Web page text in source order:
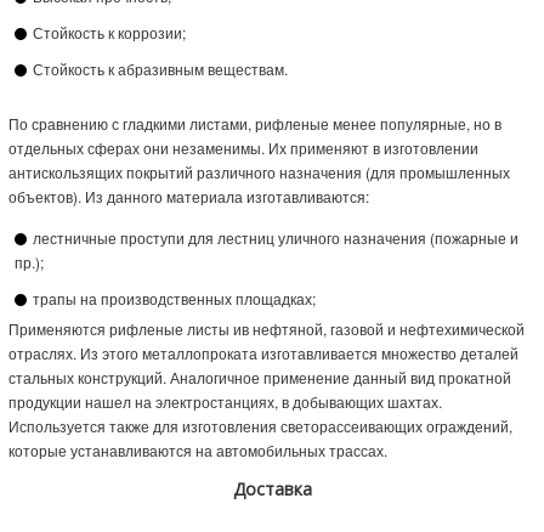
Стойкость к коррозии;
Стойкость к абразивным веществам.
По сравнению с гладкими листами, рифленые менее популярные, но в
отдельных сферах они незаменимы. Их применяют в изготовлении
антискользящих покрытий различного назначения (для промышленных
объектов). Из данного материала изготавливаются:
лестничные проступи для лестниц уличного назначения (пожарные и
пр.);
трапы на производственных площадках;
Применяются рифленые листы ив нефтяной, газовой и нефтехимической
отраслях. Из этого металлопроката изготавливается множество деталей
стальных конструкций. Аналогичное применение данный вид прокатной
продукции нашел на электростанциях, в добывающих шахтах.
Используется также для изготовления светорассеивающих ограждений,
которые устанавливаются на автомобильных трассах.
Доставка